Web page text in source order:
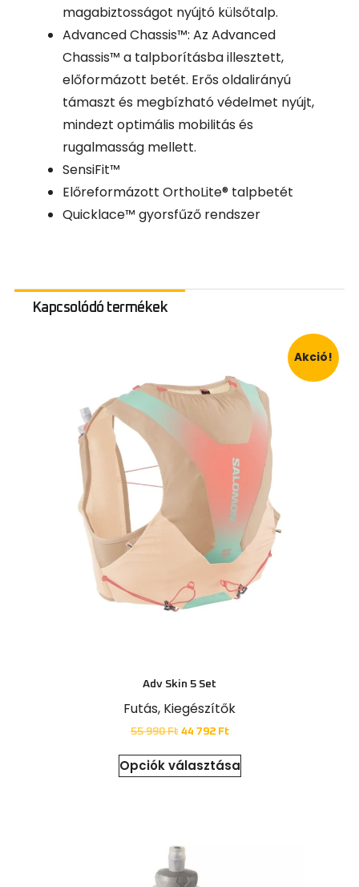
magabiztosságot nyújtó külsőtalp.
Advanced Chassis™: Az Advanced
Chassis™ a talpborításba illesztett,
előformázott betét. Erős oldalirányú
támaszt és megbízható védelmet nyújt,
mindezt optimális mobilitás és
rugalmasság mellett.
SensiFit™
Előreformázott OrthoLite® talpbetét
Quicklace™ gyorsfűző rendszer
Kapcsolódó termékek
Akció!
Adv Skin 5 Set
Futás, Kiegészítők
55 990Ft 44 792 Ft
Opciók választása